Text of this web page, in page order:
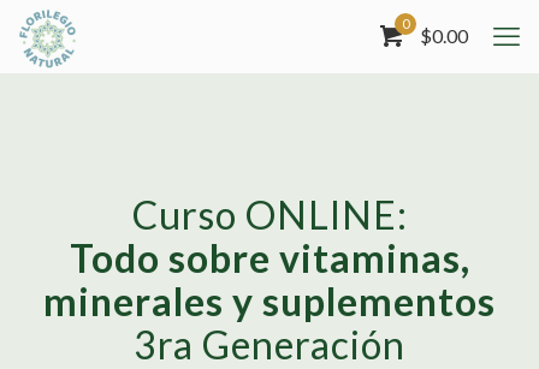
0
$0.00
Curso ONLINE:
Todo sobre vitaminas,
minerales y suplementos
3ra Generación